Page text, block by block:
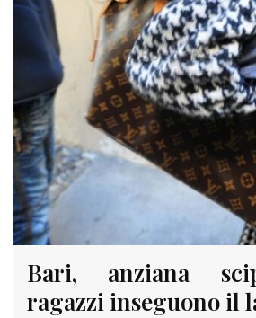
Bari, anziana
ragazzi inseguono il